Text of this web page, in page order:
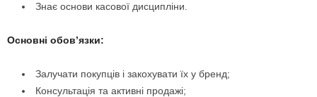
Знає основи касової дисципліни.
Основні обов’язки:
Залучати покупців і закохувати їх у бренд;
Консультація та активні продажі;